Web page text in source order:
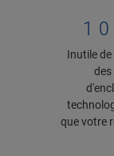
Inutile
que votre